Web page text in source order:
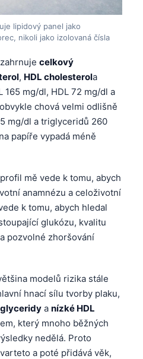
lipidový panel jako
nikoli jako izolovaná čísla
celkový
, HDL cholesterola
165 mg/dl, HDL 72 mg/dl a
chová velmi odlišně
mg/dl a triglyceridů 260
papíře vypadá méně
mě vede k tomu, abych
anamnézu a celoživotní
k tomu, abych hledal
glukózu, kvalitu
pozvolné zhoršování
modelů rizika stále
hnací sílu tvorby plaku,
a nízké HDL
který mnoho běžných
nedělá. Proto
a poté přidává věk,